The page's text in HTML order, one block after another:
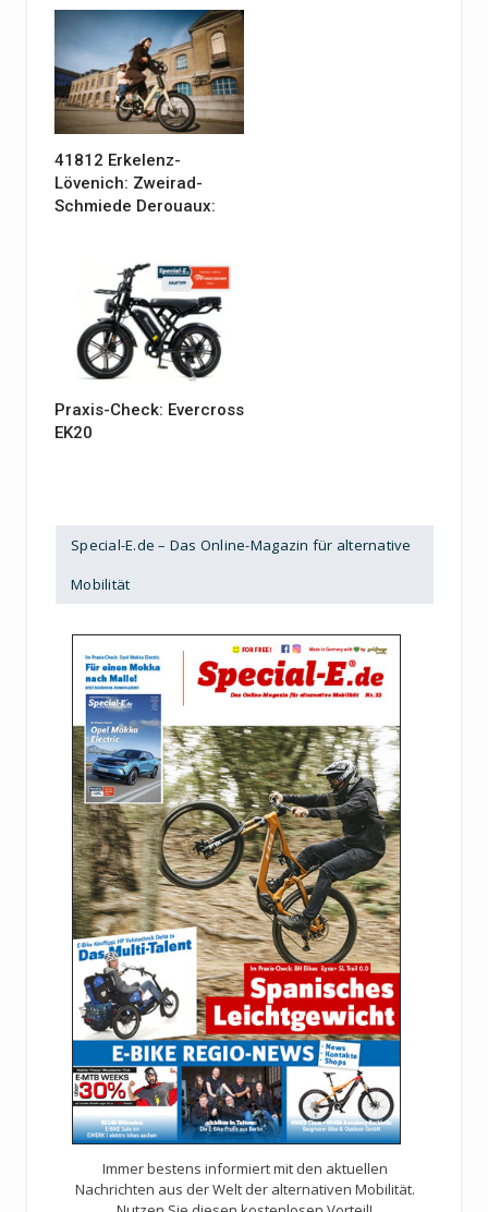
41812 Erkelenz-
Lövenich: Zweirad-
Schmiede Derouaux:
Praxis-Check: Evercross
EK20
Special-E.de – Das Online-Magazin für alternative
Mobilität
Immer bestens informiert mit den aktuellen
Nachrichten aus der Welt der alternativen Mobilität.